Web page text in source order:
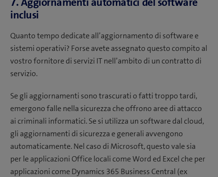
inclusi
Quanto tempo dedicate all’aggiornamento di software e
sistemi operativi? Forse avete assegnato questo compito al
vostro fornitore di servizi IT nell’ambito di un contratto di
servizio.
Se gli aggiornamenti sono trascurati o fatti troppo tardi,
emergono falle nella sicurezza che offrono aree di attacco
ai criminali informatici. Se si utilizza un software dal cloud,
gli aggiornamenti di sicurezza e generali avvengono
automaticamente. Nel caso di Microsoft, questo vale sia
per le applicazioni Office locali come Word ed Excel che per
applicazioni come Dynamics 365 Business Central (ex